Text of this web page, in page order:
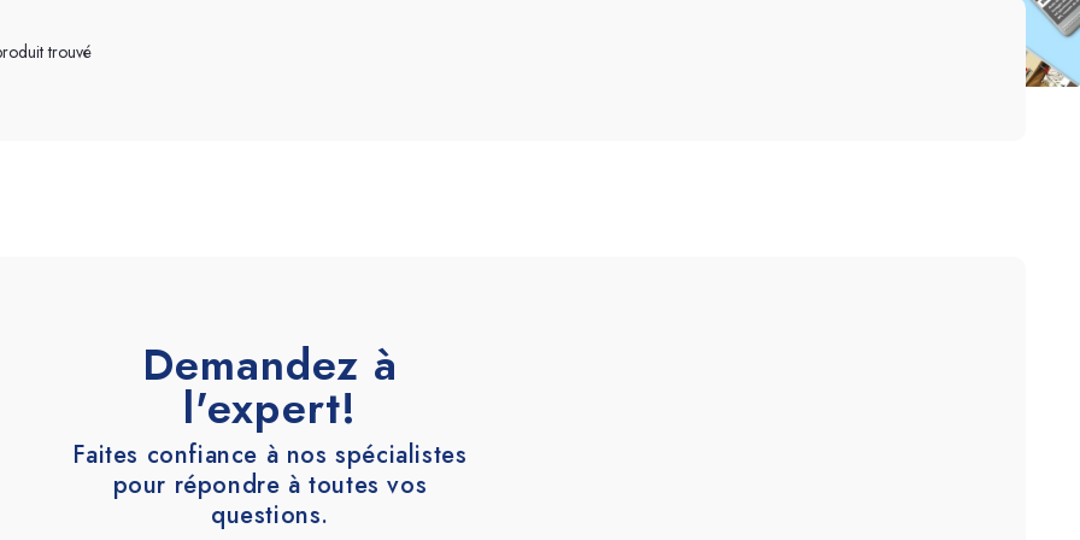
Accessoires
et ciment
trouvé
Demandez à
l'expert!
Faites confiance à nos spécialistes
pour répondre à toutes vos
questions.